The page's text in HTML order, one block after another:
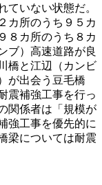
ていない状態だ。
カ所のうち９５カ
８カ所のうち８カ
ブ）高速道路が良
橋と江辺（カンビ
が出会う豆毛橋
震補強工事を行っ
関係者は「規模が
強工事を優先的に
梁については耐震